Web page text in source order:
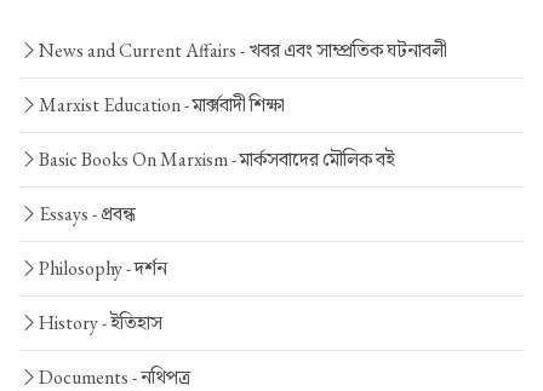
News and Current Affairs -খবর এবং সাম্প্রতিক ঘটনাবলী
Marxist Education -মার্ক্সবাদী শিক্ষা
Basic Books On Marxism -মার্কসবাদের মৌলিক বই
Essays -প্রবন্ধ
Philosophy -দর্শন
History -ইতিহাস
Documents -নথিপত্র